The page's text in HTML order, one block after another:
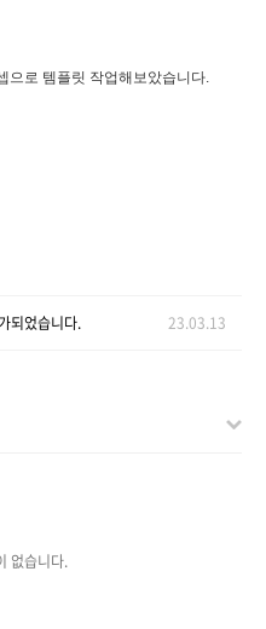
으로 템플릿 작업해보았습니다.
되었습니다. 23.03.13
없습니다.